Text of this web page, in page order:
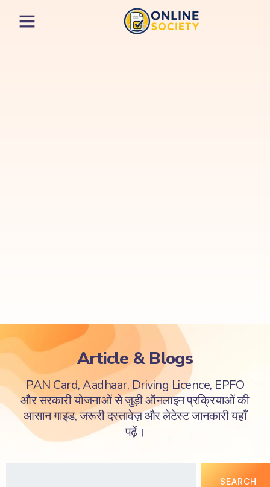
Article & Blogs
PAN Card, Aadhaar, Driving Licence, EPFO
और सरकारी योजनाओं से जुड़ी ऑनलाइन प्रक्रियाओं की
आसान गाइड, जरूरी दस्तावेज़ और लेटेस्ट जानकारी यहाँ
पढ़ें।
SEARCH